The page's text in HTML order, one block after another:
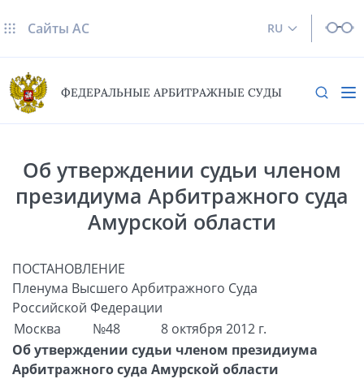
RU
Сайты AC
ФЕДЕРАЛЬНЫЕ АРБИТРАЖНЫЕ СУДЫ
Об утверждении судьи членом
президиума Арбитражного суда
Амурской области
ПОСТАНОВЛЕНИЕ
Пленума Высшего Арбитражного Суда
Российской Федерации
Москва
№48
8 октября 2012 г.
Об утверждении судьи членом президиума
Арбитражного суда Амурской области